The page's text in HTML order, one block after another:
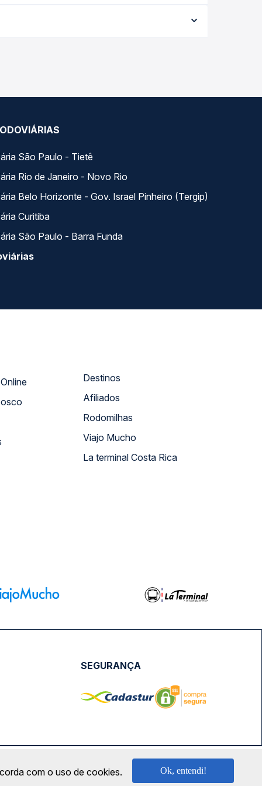
real e garante a melhor oferta para o seu
São Paulo - Tietê
Rio de Janeiro - Novo Rio
Belo Horizonte - Gov. Israel Pinheiro (Tergip)
Curitiba
São Paulo - Barra Funda
Atendimento Online
Destinos
Afiliados
Rodomilhas
Viajo Mucho
La terminal Costa Rica
SEGURANÇA
0001-57 | saconibus@queropassagem.com.br
com o uso de cookies. Ok, entendi!